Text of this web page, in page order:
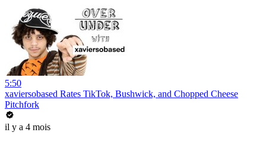
5:50
xaviersobased Rates TikTok, Bushwick, and Chopped Cheese
Pitchfork
il y a 4 mois